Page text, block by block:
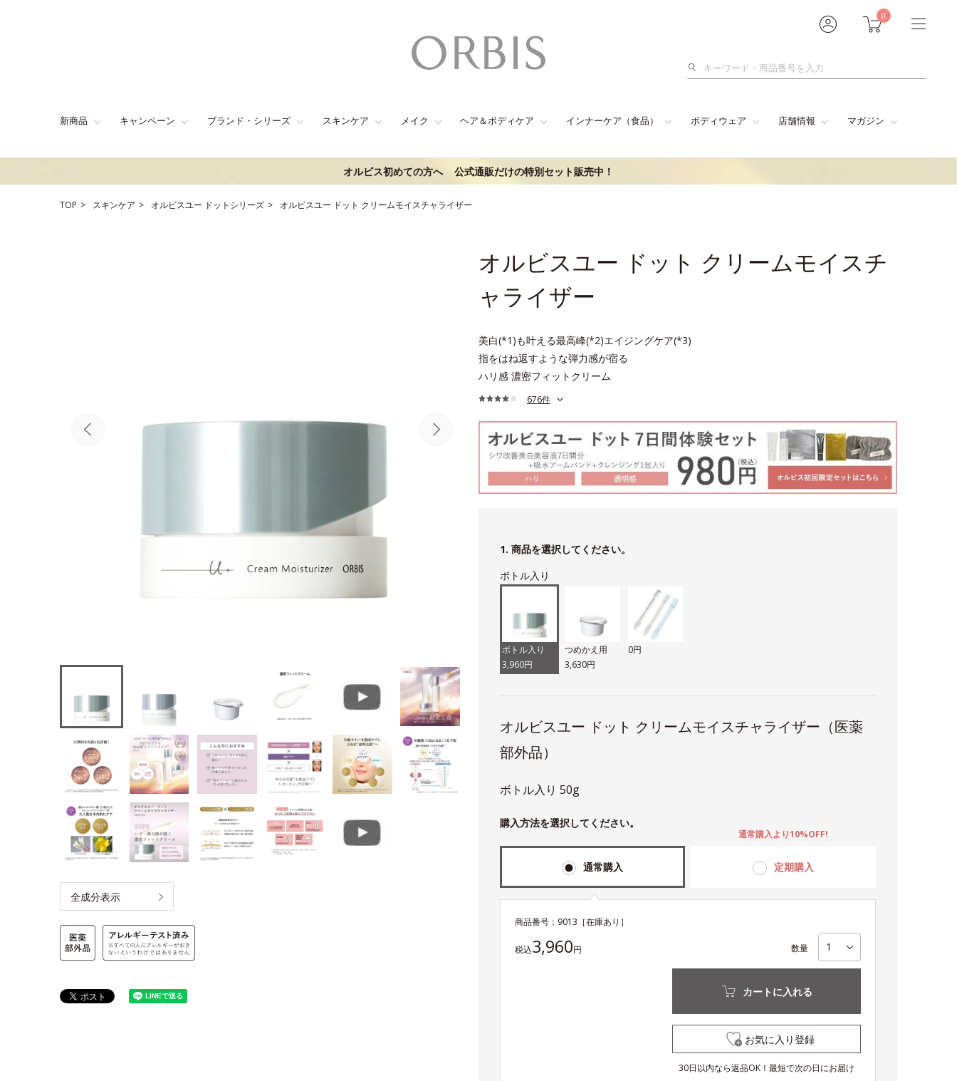
0
検
新商品 キャンペーン ブランド・シリーズ スキンケア メイク ヘア＆ボディケア インナーケア（食品） ボディウェア 店舗情報 マガジン
オルビス初めての方へ 公式通販だけの特別セット販売中！
TOP スキンケア オルビスユー ドットシリーズ オルビスユー ドット クリームモイスチャライザー
オルビスユー ドット クリームモイスチ
ャライザー
美白(*1)も叶える最高峰(*2)エイジングケア(*3)
指をはね返すような弾力感が宿る
ハリ感 濃密フィットクリーム
676件
全成分表示
1. 商品を選択してください。
ボトル入り
ボトル入り
3,960円
つめかえ用
3,630円
0円
オルビスユー ドット クリームモイスチャライザー（医薬
部外品）
ボトル入り 50g
購入方法を選択してください。
通常購入 定期購入
通常購入より10%OFF!
商品番号： 9013 ［在庫あり］
税込3,960円 数量
カートに入れる
お気に入り登録
30日以内なら返品OK！最短で次の日にお届け